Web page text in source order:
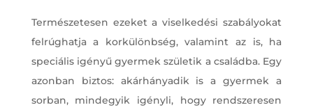
Természetesen ezeket a viselkedési szabályokat
felrúghatja a korkülönbség, valamint az is, ha
speciális igényű gyermek születik a családba. Egy
azonban biztos: akárhányadik is a gyermek a
sorban, mindegyik igényli, hogy rendszeresen